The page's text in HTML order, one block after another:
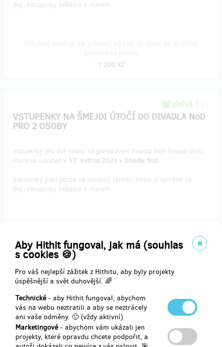
Aby Hithit fungoval, jak má (souhlas
s cookies 🍪)
Pro váš nejlepší zážitek z Hithitu, aby byly projekty
úspěšnější a svět duhovější. 🌈
Technické- aby Hithit fungoval, abychom
vás na webu neztratili a aby se neztrácely
ani vaše odměny. 🙂 (vždy aktivní)
Marketingové- abychom vám ukázali jen
projekty, které opravdu chcete podpořit, a
jiný. Vstupenky zašleme e-mailem.
1 200 Kč
zbývá 1 z 1
VSTUPENKY NA ŠMEJDI ÚTOČÍ DO DIVADLA NoD
PRO 2 OSOBY
Vstupenky pro dvě osoby na představení Divadla NoD Šmejdi útočí,
které se uskuteční 17. května 2023 v Divadle NoD.
Vstupenky platí pouze na uvedený termín. Nelze je vyměnit za
jiný. Vstupenky zašleme e-mailem.
1 500 Kč
VSTUPENKY NA UNDERGROUND COMEDY CLUB
DO DIVADLA NoD PRO 2 OSOBY
Vstupenky pro dvě osoby na show Undergroung Comedy Club, která
se uskuteční18. května 2023 v Divadle NoD .